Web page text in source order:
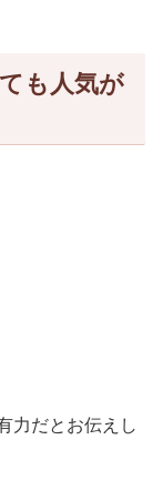
も人気が
力だとお伝えし